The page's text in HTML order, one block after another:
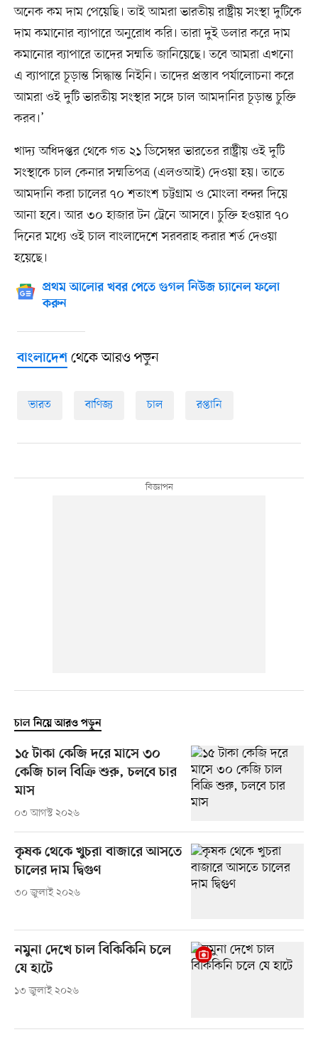
অনেক কম দাম পেয়েছি। তাই আমরা ভারতীয় রাষ্ট্রীয় সংস্থা দুটিকে
দাম কমানোর ব্যাপারে অনুরোধ করি। তারা দুই ডলার করে দাম
কমানোর ব্যাপারে তাদের সম্মতি জানিয়েছে। তবে আমরা এখনো
এ ব্যাপারে চূড়ান্ত সিদ্ধান্ত নিইনি। তাদের প্রস্তাব পর্যালোচনা করে
আমরা ওই দুটি ভারতীয় সংস্থার সঙ্গে চাল আমদানির চূড়ান্ত চুক্তি
করব।’
খাদ্য অধিদপ্তর থেকে গত ২১ ডিসেম্বর ভারতের রাষ্ট্রীয় ওই দুটি
সংস্থাকে চাল কেনার সম্মতিপত্র (এলওআই) দেওয়া হয়। তাতে
আমদানি করা চালের ৭০ শতাংশ চট্টগ্রাম ও মোংলা বন্দর দিয়ে
আনা হবে। আর ৩০ হাজার টন ট্রেনে আসবে। চুক্তি হওয়ার ৭০
দিনের মধ্যে ওই চাল বাংলাদেশে সরবরাহ করার শর্ত দেওয়া
হয়েছে।
প্রথম আলোর খবর পেতে গুগল নিউজ চ্যানেল ফলো
করুন
বাংলাদেশথেকে আরও পড়ুন
ভারত বাণিজ্য চাল রপ্তানি
চাল নিয়ে আরও পড়ুন
১৫ টাকা কেজি দরে মাসে ৩০
কেজি চাল বিক্রি শুরু, চলবে চার
মাস
০৩ আগস্ট ২০২৬
কৃষক থেকে খুচরা বাজারে আসতে
চালের দাম দ্বিগুণ
৩০ জুলাই ২০২৬
নমুনা দেখে চাল বিকিকিনি চলে
যে হাটে
১৩ জুলাই ২০২৬